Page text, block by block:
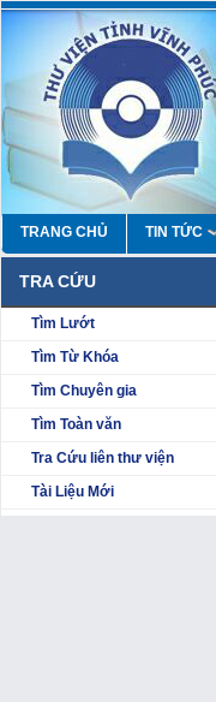
TRANG CHỦ TIN TỨC
TRA CỨU
Tìm Lướt
Tìm Từ Khóa
Tìm Chuyên gia
Tìm Toàn văn
Tra Cứu liên thư viện
Tài Liệu Mới